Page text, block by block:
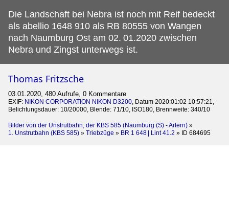
Die Landschaft bei Nebra ist noch mit Reif bedeckt
als abellio 1648 910 als RB 80555 von Wangen
nach Naumburg Ost am 02. 01.2020 zwischen
Nebra und Zingst unterwegs ist.
Thomas Fritzsche
03.01.2020, 480 Aufrufe, 0 Kommentare
EXIF: NIKON CORPORATION NIKON D3200 , Datum 2020:01:02 10:57:21,
Belichtungsdauer: 10/20000, Blende: 71/10, ISO180, Brennweite: 340/10
Bilder von der Unstrutbahn, der KBS 585 (Naumburg (S) - Artern) »
1. Unstrutbahn (KBS 585) » Triebzüge » BR 1 648 | Lint 41.2 » ID 684695